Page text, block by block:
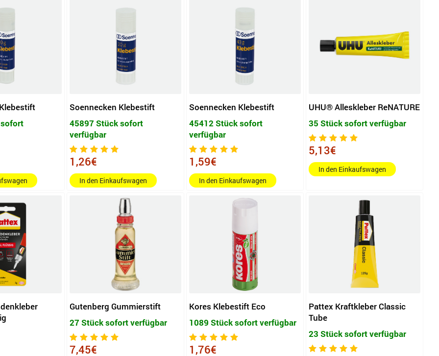
Soennecken Klebestift
45897 Stück sofort
verfügbar
1,26€
In den Einkaufswagen
Soennecken Klebestift
45412 Stück sofort
verfügbar
1,59€
In den Einkaufswagen
UHU® Alleskleber ReNATURE
35 Stück sofort verfügbar
5,13€
In den Einkaufswagen
Gutenberg Gummierstift
27 Stück sofort verfügbar
7,45€
Kores Klebestift Eco
1089 Stück sofort verfügbar
1,76€
Pattex Kraftkleber Classic
Tube
23 Stück sofort verfügbar